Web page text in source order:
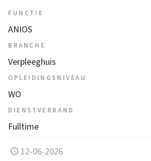
FUNCTIE
ANIOS
BRANCHE
Verpleeghuis
OPLEIDINGSNIVEAU
WO
DIENSTVERBAND
Fulltime
12-06-2026